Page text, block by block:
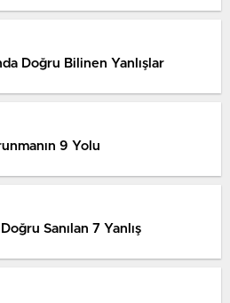
Doğru Bilinen Yanlışlar
9 Yolu
Sanılan 7 Yanlış